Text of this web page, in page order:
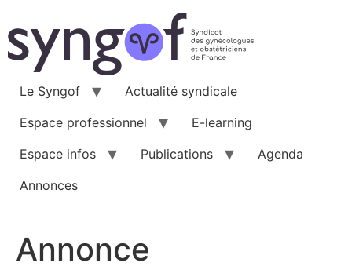
au
contenu
Le Syngof
Actualité syndicale
Espace professionnel
E-learning
Espace infos
Publications
Agenda
Annonces
Annonce